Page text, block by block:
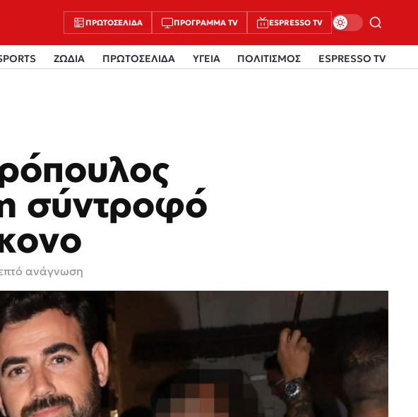
ΠΡΩΤΟΣΈΛΙΔΑ ΠΡΌΓΡΑΜΜΑ TV ESPRESSO TV
ΖΩΔΙΑ ΠΡΩΤΟΣΕΛΙΔΑ ΥΓΕΙΑ ΠΟΛΙΤΙΣΜΟΣ ESPRESSO TV
σύντροφό
ανάγνωση